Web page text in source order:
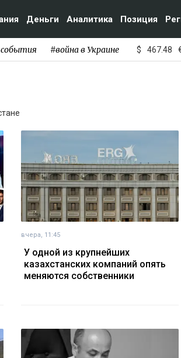
Деньги Аналитика Позиция
события #война в Украине $ 467.48
вчера, 11:45
У одной из крупнейших
казахстанских компаний опять
меняются собственники